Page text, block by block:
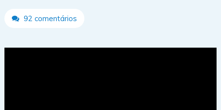
92 comentários